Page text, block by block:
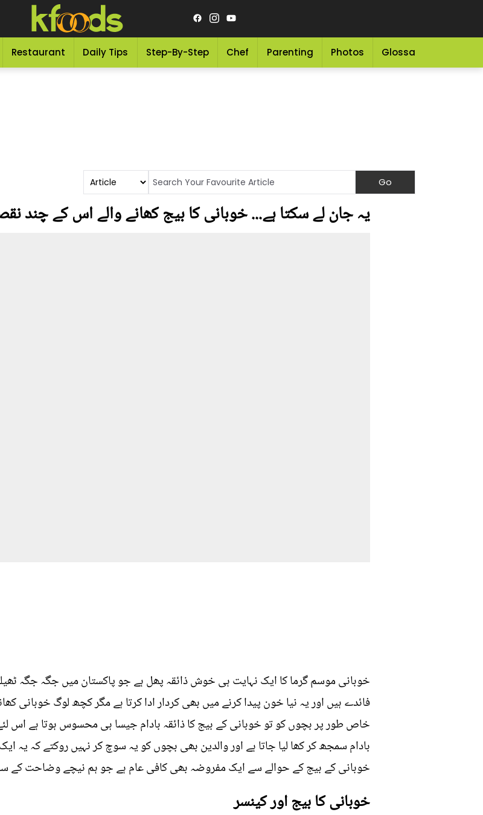
Restaurant Daily Tips Step-By-Step Chef Parenting Photos Glossary
یہ جان لے سکتا ہے... خوبانی کا بیج کھانے والے اس کے چند
خوبانی موسم گرما کا ایک نہایت ہی خوش ذائقہ پھل ہے جو پاکستان میں جگہ جگہ
فائدے ہیں اور یہ نیا خون پیدا کرنے میں بھی کردار ادا کرتا ہے مگر کچھ لوگ خوبانی
خاص طور پر بچوں کو تو خوبانی کے بیج کا ذائقہ بادام جیسا ہی محسوس ہوتا ہے
بادام سمجھ کر کھا لیا جاتا ہے اور والدین بھی بچوں کو یہ سوچ کر نہیں روکتے کہ یہ
خوبانی کے بیج کے حوالے سے ایک مفروضہ بھی کافی عام ہے جو ہم نیچے وضاحت کے
خوبانی کا بیج اور کینسر